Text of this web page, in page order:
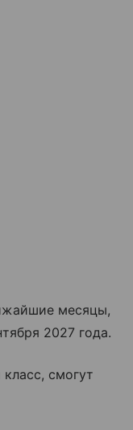
месяцы,
2027 года.
смогут